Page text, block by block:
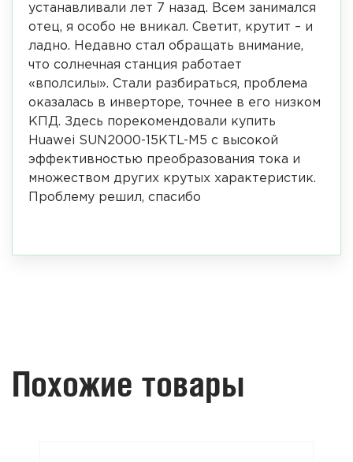
устанавливали лет 7 назад. Всем занимался
отец, я особо не вникал. Светит, крутит – и
ладно. Недавно стал обращать внимание,
что солнечная станция работает
«вполсилы». Стали разбираться, проблема
оказалась в инверторе, точнее в его низком
КПД. Здесь порекомендовали купить
Huawei SUN2000-15KTL-M5 с высокой
эффективностью преобразования тока и
множеством других крутых характеристик.
Проблему решил, спасибо
Похожие товары